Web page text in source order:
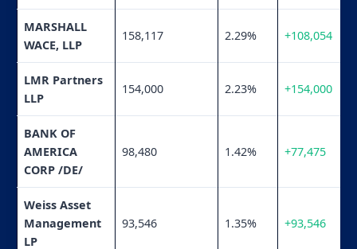
MARSHALL
WACE, LLP
158,117 2.29% +108,054
LMR Partners
LLP
154,000 2.23% +154,000
BANK OF
AMERICA
CORP /DE/
98,480 1.42% +77,475
Weiss Asset
Management
LP
93,546 1.35% +93,546